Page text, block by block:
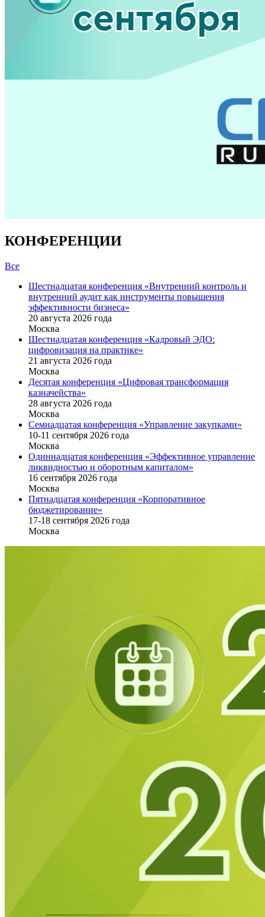
КОНФЕРЕНЦИИ
Все
Шестнадцатая конференция «Внутренний контроль и
внутренний аудит как инструменты повышения
эффективности бизнеса»
20 августа 2026 года
Москва
Шестнадцатая конференция «Кадровый ЭДО:
цифровизация на практике»
21 августа 2026 года
Москва
Десятая конференция «Цифровая трансформация
казначейства»
28 августа 2026 года
Москва
Семнадцатая конференция «Управление закупками»
10-11 сентября 2026 года
Москва
Одиннадцатая конференция «Эффективное управление
ликвидностью и оборотным капиталом»
16 cентября 2026 года
Москва
Пятнадцатая конференция «Корпоративное
бюджетирование»
17-18 сентября 2026 года
Москва